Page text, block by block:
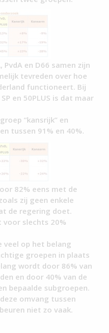
PvdA en D66 samen zijn
tevreden over hoe
functioneert. Bij
en 50PLUS is dat maar
“kansrijk” en
tussen 91% en 40%.
82% eens met de
zij geen enkele
de regering doet.
voor slechts 20%
veel op het belang
groepen in plaats
wordt door 86% van
en door 40% van de
bepaalde subgroepen.
omvang tussen
niet zo vaak.